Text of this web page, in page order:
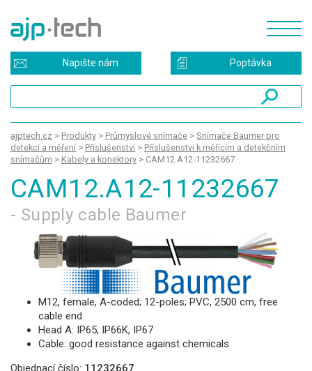
Poptávka
Napište nám
ajptech.cz > Produkty > Průmyslové snímače > Snímače Baumer pro
detekci a měření > Příslušenství > Příslušenství k měřícím a detekčním
snímačům > Kabely a konektory > CAM12.A12-11232667
CAM12.A12-11232667
- Supply cable Baumer
M12, female, A-coded; 12-poles; PVC, 2500 cm, free
cable end
Head A: IP65, IP66K, IP67
Cable: good resistance against chemicals
Objednací číslo: 11232667